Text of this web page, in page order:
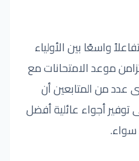
واسعًا بين الأولياء
موعد الامتحانات مع
عدد من المتابعين أن
توفير أجواء عائلية أفضل
سواء.